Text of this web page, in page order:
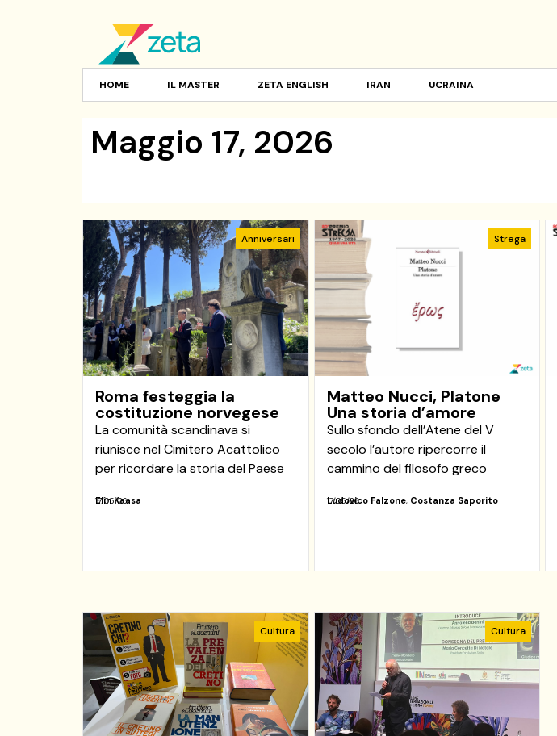
HOME IL MASTER ZETA ENGLISH IRAN UCRAINA
Maggio 17, 2026
Anniversari
Roma festeggia la
costituzione norvegese
La comunità scandinava si
riunisce nel Cimitero Acattolico
per ricordare la storia del Paese
17/05/26
Elin Kaasa
Strega
Matteo Nucci, Platone
Una storia d’amore
Sullo sfondo dell’Atene del V
secolo l’autore ripercorre il
cammino del filosofo greco
17/05/26
Ludovico Falzone, Costanza Saporito
Cultura Cultura